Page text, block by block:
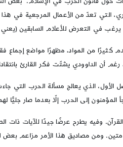
التي تعدّ من الأعمال المرجعية في
السابقين (يعني بهذا الوصف أحكام قبل عام 1875م).
كثيرًا من المواد، مظهرًا مواضع
رغم أن الداوودي يشتّت فكر القارئ
الذي يعالج مسألة الحرب التي جاءت
إلى الحرب إلّا بعدما صار
وفيه يطرح عرضًا جيدًا للآيات
ومن مصاديق هذا الأمر مزاعم بعض